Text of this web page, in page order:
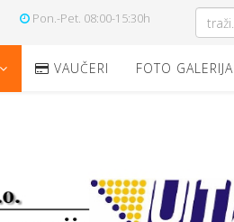
Pon.-Pet. 08:00-15:30h
VAUČERI FOTO GALERIJA